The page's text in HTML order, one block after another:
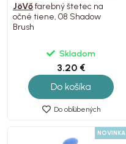
JöVőfarebný štetec na
očné tiene, 08 Shadow
Brush
Skladom
3.20 €
Do košíka
Do obľúbených
NOVINKA